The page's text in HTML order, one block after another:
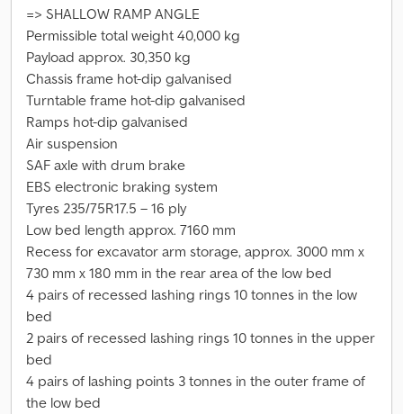
=> SHALLOW RAMP ANGLE
Permissible total weight 40,000 kg
Payload approx. 30,350 kg
Chassis frame hot-dip galvanised
Turntable frame hot-dip galvanised
Ramps hot-dip galvanised
Air suspension
SAF axle with drum brake
EBS electronic braking system
Tyres 235/75R17.5 – 16 ply
Low bed length approx. 7160 mm
Recess for excavator arm storage, approx. 3000 mm x
730 mm x 180 mm in the rear area of the low bed
4 pairs of recessed lashing rings 10 tonnes in the low
bed
2 pairs of recessed lashing rings 10 tonnes in the upper
bed
4 pairs of lashing points 3 tonnes in the outer frame of
the low bed